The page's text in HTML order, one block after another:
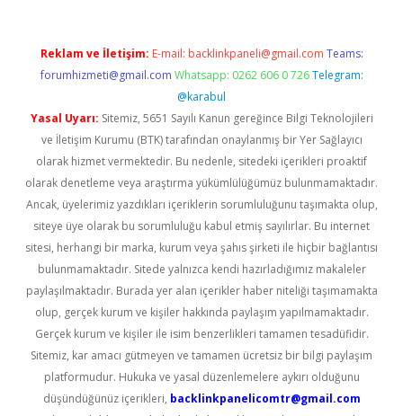
Reklam ve İletişim: E-mail: backlinkpaneli@gmail.com Teams:
forumhizmeti@gmail.com Whatsapp: 0262 606 0 726 Telegram:
@karabul
Yasal Uyarı: Sitemiz, 5651 Sayılı Kanun gereğince Bilgi Teknolojileri
ve İletişim Kurumu (BTK) tarafından onaylanmış bir Yer Sağlayıcı
olarak hizmet vermektedir. Bu nedenle, sitedeki içerikleri proaktif
olarak denetleme veya araştırma yükümlülüğümüz bulunmamaktadır.
Ancak, üyelerimiz yazdıkları içeriklerin sorumluluğunu taşımakta olup,
siteye üye olarak bu sorumluluğu kabul etmiş sayılırlar. Bu internet
sitesi, herhangi bir marka, kurum veya şahıs şirketi ile hiçbir bağlantısı
bulunmamaktadır. Sitede yalnızca kendi hazırladığımız makaleler
paylaşılmaktadır. Burada yer alan içerikler haber niteliği taşımamakta
olup, gerçek kurum ve kişiler hakkında paylaşım yapılmamaktadır.
Gerçek kurum ve kişiler ile isim benzerlikleri tamamen tesadüfidir.
Sitemiz, kar amacı gütmeyen ve tamamen ücretsiz bir bilgi paylaşım
platformudur. Hukuka ve yasal düzenlemelere aykırı olduğunu
düşündüğünüz içerikleri, backlinkpanelicomtr@gmail.com